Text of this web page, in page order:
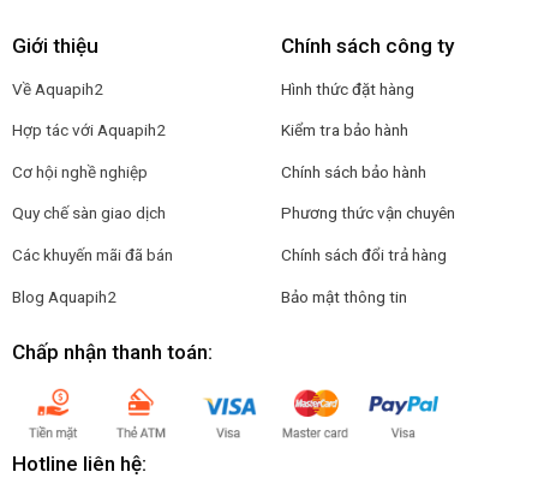
Giới thiệu
Về Aquapih2
Hợp tác với Aquapih2
Cơ hội nghề nghiệp
Quy chế sàn giao dịch
Các khuyến mãi đã bán
Blog Aquapih2
Chính sách công ty
Hình thức đặt hàng
Kiểm tra bảo hành
Chính sách bảo hành
Phương thức vận chuyên
Chính sách đổi trả hàng
Bảo mật thông tin
Chấp nhận thanh toán:
Hotline liên hệ: